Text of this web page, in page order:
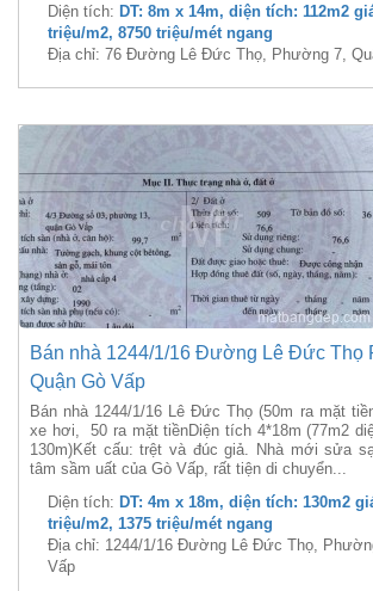
Diện tích: DT: 8m x 14m, diện tích: 112m2
triệu/m2, 8750 triệu/mét ngang
Địa chỉ: 76 Đường Lê Đức Thọ, Phường 7,
Bán nhà 1244/1/16 Đường Lê Đức Thọ
Quận Gò Vấp
Bán nhà 1244/1/16 Lê Đức Thọ (50m ra mặt
xe hơi, 50 ra mặt tiềnDiện tích 4*18m (77m2
130m)Kết cấu: trệt và đúc giả. Nhà mới sửa
tâm sầm uất của Gò Vấp, rất tiện di chuyển...
Diện tích: DT: 4m x 18m, diện tích: 130m2
triệu/m2, 1375 triệu/mét ngang
Địa chỉ: 1244/1/16 Đường Lê Đức Thọ,
Vấp